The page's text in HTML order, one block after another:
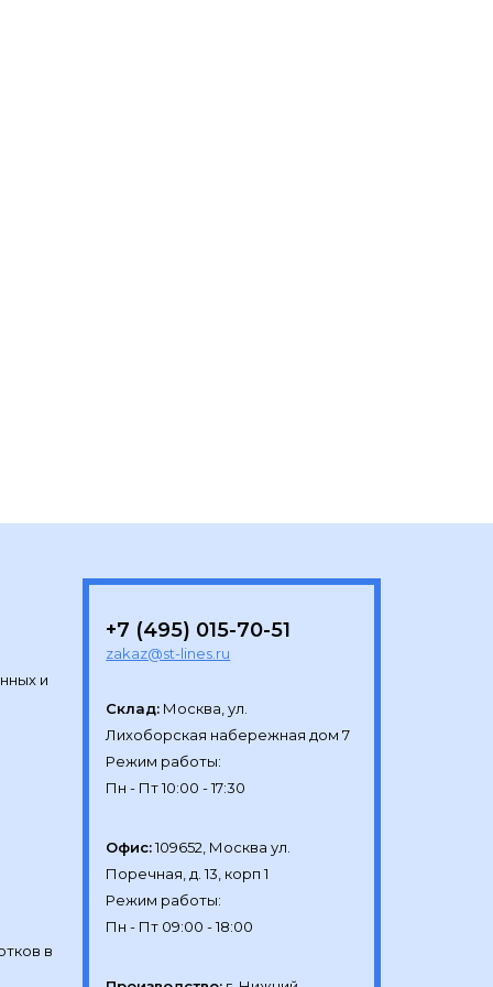
и
+7 (495) 015-70-51
zakaz@st-lines.ru
Склад: Москва, ул.
Лихоборская набережная дом 7
Режим работы:
Офис: 109652, Москва ул.
Поречная, д. 13, корп 1
Режим работы:
в